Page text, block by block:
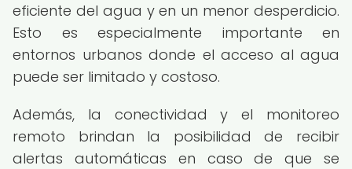
eficiente del agua y en un menor desperdicio.
Esto es especialmente importante en
entornos urbanos donde el acceso al agua
puede ser limitado y costoso.
Además, la conectividad y el monitoreo
remoto brindan la posibilidad de recibir
alertas automáticas en caso de que se